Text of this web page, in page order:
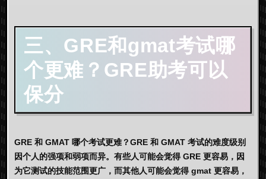
三、GRE和gmat考试哪
个更难？GRE助考可以
保分
GRE 和 GMAT 哪个考试更难？GRE 和 GMAT 考试的难度级别
因个人的强项和弱项而异。有些人可能会觉得 GRE 更容易，因
为它测试的技能范围更广，而其他人可能会觉得 gmat 更容易，